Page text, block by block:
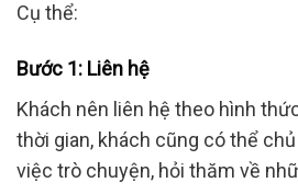
Cụ thể:
Bước 1: Liên hệ
Khách nên liên hệ theo hình
thời gian, khách cũng có thể
việc trò chuyện, hỏi thăm về